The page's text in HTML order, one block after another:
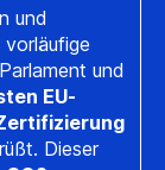
und
und
EU-
Dieser